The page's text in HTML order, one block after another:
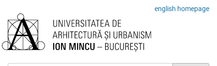
english homepage